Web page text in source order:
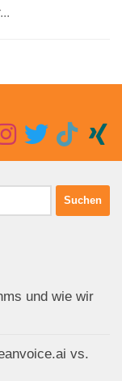
und wie wir
vs.